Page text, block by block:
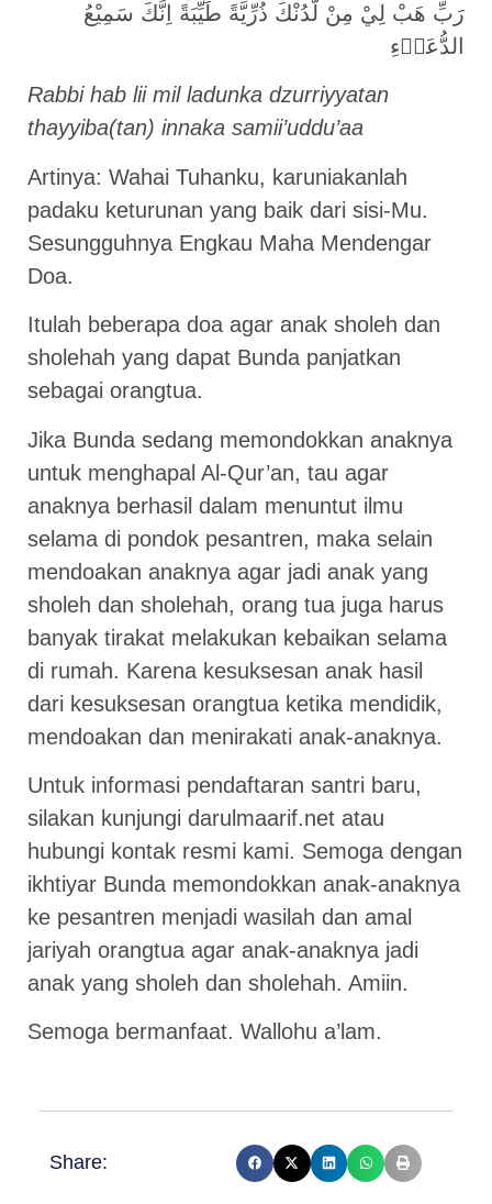
رَبِّ هَبْ لِيْ مِنْ لَّدُنْكَ ذُرِّيَّةً طَيِّبَةً اِنَّكَ سَمِيْعُ
الدُّعَاۤءِ
Rabbi hab lii mil ladunka dzurriyyatan
thayyiba(tan) innaka samii’uddu’aa
Artinya: Wahai Tuhanku, karuniakanlah
padaku keturunan yang baik dari sisi-Mu.
Sesungguhnya Engkau Maha Mendengar
Doa.
Itulah beberapa doa agar anak sholeh dan
sholehah yang dapat Bunda panjatkan
sebagai orangtua.
Jika Bunda sedang memondokkan anaknya
untuk menghapal Al-Qur’an, tau agar
anaknya berhasil dalam menuntut ilmu
selama di pondok pesantren, maka selain
mendoakan anaknya agar jadi anak yang
sholeh dan sholehah, orang tua juga harus
banyak tirakat melakukan kebaikan selama
di rumah. Karena kesuksesan anak hasil
dari kesuksesan orangtua ketika mendidik,
mendoakan dan menirakati anak-anaknya.
Untuk informasi pendaftaran santri baru,
silakan kunjungi darulmaarif.net atau
hubungi kontak resmi kami. Semoga dengan
ikhtiyar Bunda memondokkan anak-anaknya
ke pesantren menjadi wasilah dan amal
jariyah orangtua agar anak-anaknya jadi
anak yang sholeh dan sholehah. Amiin.
Semoga bermanfaat. Wallohu a’lam.
Share: